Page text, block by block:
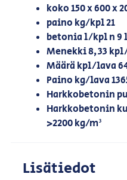
koko 150 x 600 x
paino kg/kpl 21
betonia l/kpl n 9 l
Menekki 8,33
Määrä kpl/lava
Paino kg/lava
Harkkobetonin
Harkkobetonin
>2200 kg/m³
Lisätiedot